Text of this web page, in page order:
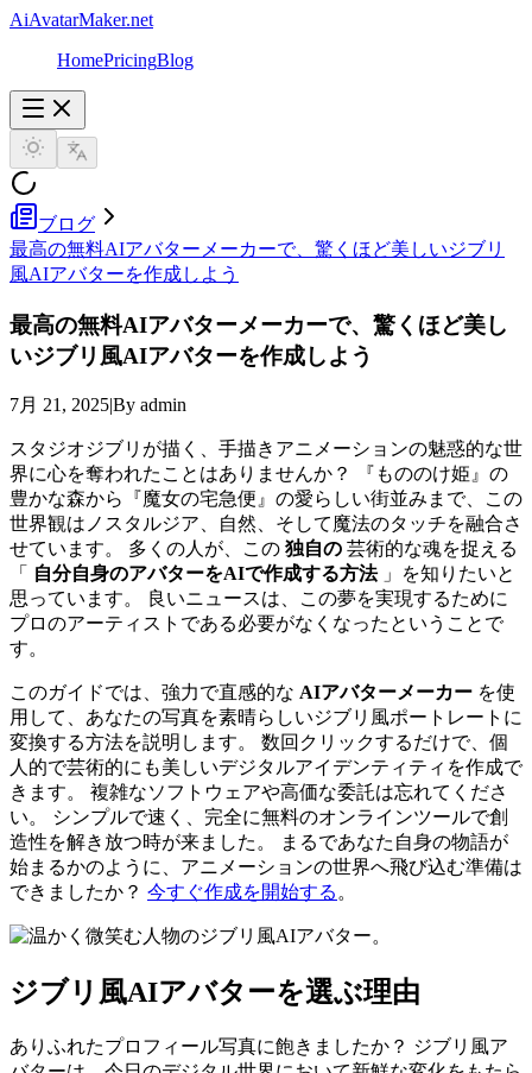
AiAvatarMaker.net
HomePricingBlog
ブログ
最高の無料AIアバターメーカーで、驚くほど美しいジブリ
風AIアバターを作成しよう
最高の無料AIアバターメーカーで、驚くほど美し
いジブリ風AIアバターを作成しよう
7月 21, 2025|By admin
スタジオジブリが描く、手描きアニメーションの魅惑的な世
界に心を奪われたことはありませんか？ 『もののけ姫』の
豊かな森から『魔女の宅急便』の愛らしい街並みまで、この
世界観はノスタルジア、自然、そして魔法のタッチを融合さ
せています。 多くの人が、この 独自の 芸術的な魂を捉える
「
自分自身のアバターをAIで作成する方法」を知りたいと
思っています。 良いニュースは、この夢を実現するために
プロのアーティストである必要がなくなったということで
す。
このガイドでは、強力で直感的な AIアバターメーカー を使
用して、あなたの写真を素晴らしいジブリ風ポートレートに
変換する方法を説明します。 数回クリックするだけで、個
人的で芸術的にも美しいデジタルアイデンティティを作成で
きます。 複雑なソフトウェアや高価な委託は忘れてくださ
い。 シンプルで速く、完全に無料のオンラインツールで創
造性を解き放つ時が来ました。 まるであなた自身の物語が
始まるかのように、アニメーションの世界へ飛び込む準備は
できましたか？ 今すぐ作成を開始する。
ジブリ風AIアバターを選ぶ理由
ありふれたプロフィール写真に飽きましたか？ ジブリ風ア